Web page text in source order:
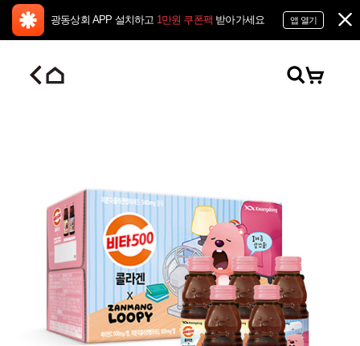
광동상회 APP 설치하고 1만원 쿠폰팩 받아가세요 앱 열기